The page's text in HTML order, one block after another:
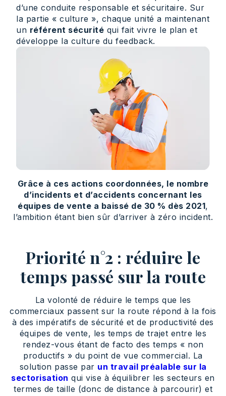
d’une conduite responsable et sécuritaire. Sur
la partie « culture », chaque unité a maintenant
un référent sécurité qui fait vivre le plan et
développe la culture du feedback.
Grâce à ces actions coordonnées, le nombre
d’incidents et d’accidents concernant les
équipes de vente a baissé de 30 % dès 2021,
l’ambition étant bien sûr d’arriver à zéro incident.
Priorité n°2 : réduire le
temps passé sur la route
La volonté de réduire le temps que les
commerciaux passent sur la route répond à la fois
à des impératifs de sécurité et de productivité des
équipes de vente, les temps de trajet entre les
rendez-vous étant de facto des temps « non
productifs » du point de vue commercial. La
solution passe par un travail préalable sur la
sectorisation qui vise à équilibrer les secteurs en
termes de taille (donc de distance à parcourir) et